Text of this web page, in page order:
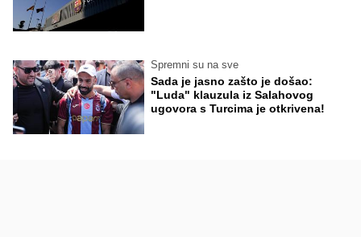
Spremni su na sve
Sada je jasno zašto je došao:
"Luda" klauzula iz Salahovog
ugovora s Turcima je otkrivena!